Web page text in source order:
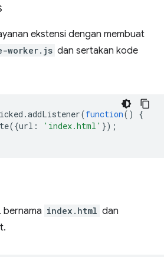
ekstensi dengan membuat
worker.js dan sertakan kode
.addListener(function()
{
({url : 'index.html' });
bernama index.html dan